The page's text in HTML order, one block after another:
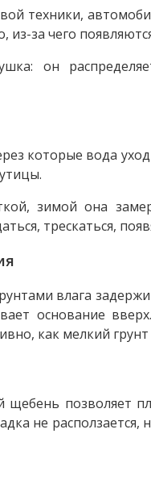
техники,
из-за чего
он
которые вода
зимой она
трескаться,
влага
основание
как мелкий
позволяет
не расползается,